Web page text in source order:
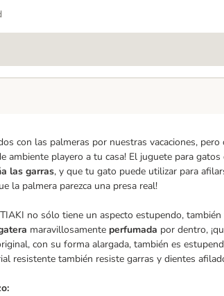
con las palmeras por nuestras vacaciones,
ambiente playero a tu casa! El juguete para
las garras, y que tu gato puede utilizar para
la palmera parezca una presa real!
no sólo tiene un aspecto estupendo,
maravillosamente perfumada por dentro,
con su forma alargada, también es
resistente también resiste garras y dientes